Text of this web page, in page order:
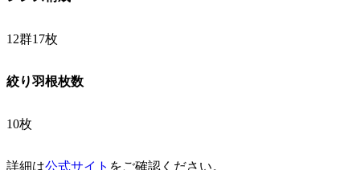
12群17枚
絞り羽根枚数
10枚
詳細は公式サイト をご確認ください。